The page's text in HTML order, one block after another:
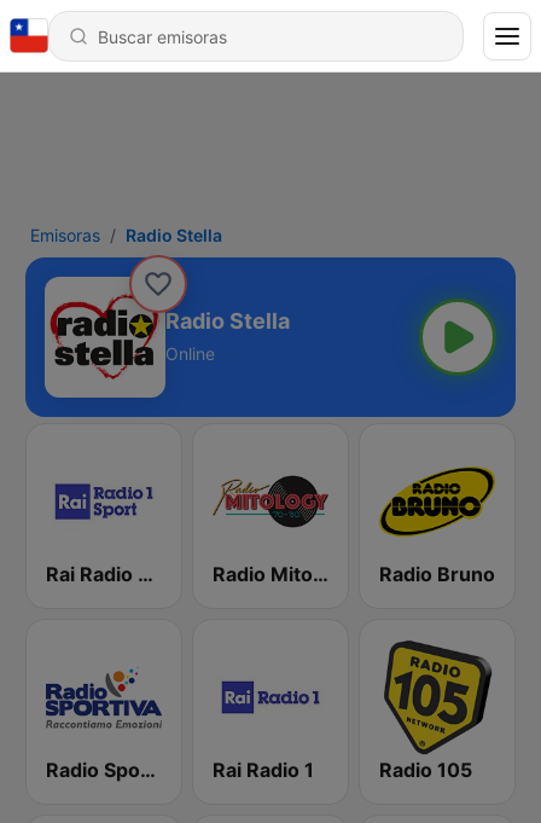
Emisoras Radio Stella
Radio Stella
Online
Rai Radio 1 Sport Radio Mitology Radio Bruno
Radio Sportiva Rai Radio 1 Radio 105